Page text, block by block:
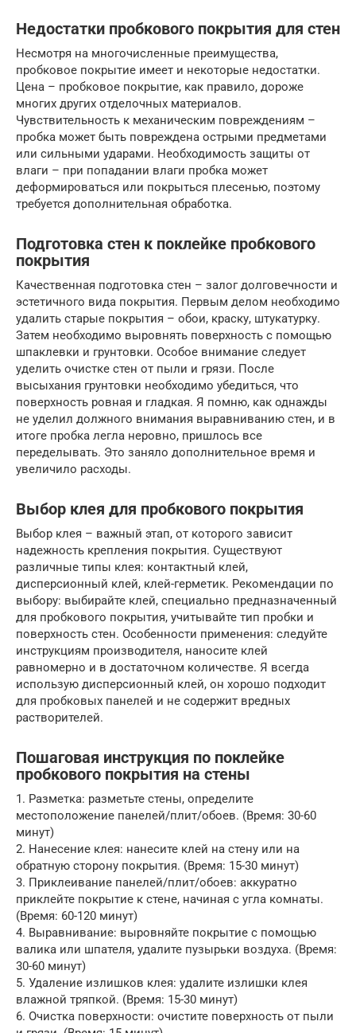
Недостатки пробкового покрытия для стен
Несмотря на многочисленные преимущества,
пробковое покрытие имеет и некоторые недостатки.
Цена – пробковое покрытие, как правило, дороже
многих других отделочных материалов.
Чувствительность к механическим повреждениям –
пробка может быть повреждена острыми предметами
или сильными ударами. Необходимость защиты от
влаги – при попадании влаги пробка может
деформироваться или покрыться плесенью, поэтому
требуется дополнительная обработка.
Подготовка стен к поклейке пробкового
покрытия
Качественная подготовка стен – залог долговечности и
эстетичного вида покрытия. Первым делом необходимо
удалить старые покрытия – обои, краску, штукатурку.
Затем необходимо выровнять поверхность с помощью
шпаклевки и грунтовки. Особое внимание следует
уделить очистке стен от пыли и грязи. После
высыхания грунтовки необходимо убедиться, что
поверхность ровная и гладкая. Я помню, как однажды
не уделил должного внимания выравниванию стен, и в
итоге пробка легла неровно, пришлось все
переделывать. Это заняло дополнительное время и
увеличило расходы.
Выбор клея для пробкового покрытия
Выбор клея – важный этап, от которого зависит
надежность крепления покрытия. Существуют
различные типы клея: контактный клей,
дисперсионный клей, клей-герметик. Рекомендации по
выбору: выбирайте клей, специально предназначенный
для пробкового покрытия, учитывайте тип пробки и
поверхность стен. Особенности применения: следуйте
инструкциям производителя, наносите клей
равномерно и в достаточном количестве. Я всегда
использую дисперсионный клей, он хорошо подходит
для пробковых панелей и не содержит вредных
растворителей.
Пошаговая инструкция по поклейке
пробкового покрытия на стены
1. Разметка: разметьте стены, определите
местоположение панелей/плит/обоев. (Время: 30-60
минут)
2. Нанесение клея: нанесите клей на стену или на
обратную сторону покрытия. (Время: 15-30 минут)
3. Приклеивание панелей/плит/обоев: аккуратно
приклейте покрытие к стене, начиная с угла комнаты.
(Время: 60-120 минут)
4. Выравнивание: выровняйте покрытие с помощью
валика или шпателя, удалите пузырьки воздуха. (Время:
30-60 минут)
5. Удаление излишков клея: удалите излишки клея
влажной тряпкой. (Время: 15-30 минут)
6. Очистка поверхности: очистите поверхность от пыли